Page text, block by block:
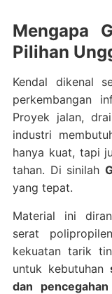
Mengapa
Pilihan
Kendal dikenal
perkembangan
Proyek jalan,
industri
hanya kuat, tapi
tahan. Di sinilah
yang tepat.
Material ini
serat
kekuatan tarik
untuk kebutuhan
dan